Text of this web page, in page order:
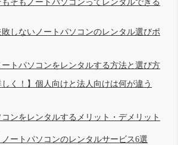
もそもノートパソコンってレンタルできる
敗しないノートパソコンのレンタル選びポ
ートパソコンをレンタルする方法と選び方
しく！】個人向けと法人向けは何が違う
コンをレンタルするメリット・デメリット
ノートパソコンのレンタルサービス6選